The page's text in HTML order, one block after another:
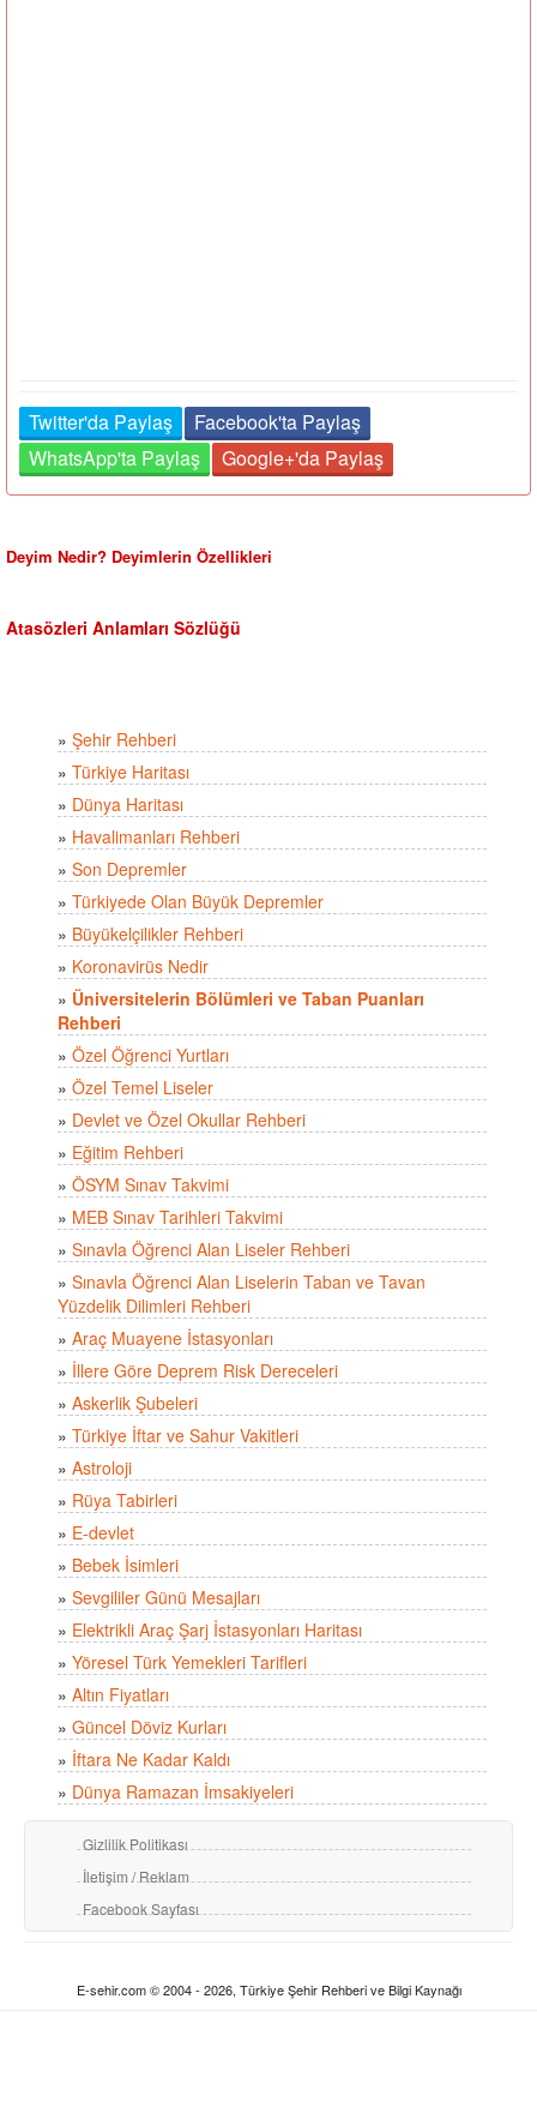
Twitter'da Paylaş
Facebook'ta Paylaş
WhatsApp'ta Paylaş
Google+'da Paylaş
Deyim Nedir? Deyimlerin Özellikleri
Atasözleri Anlamları Sözlüğü
» Şehir Rehberi
» Türkiye Haritası
» Dünya Haritası
» Havalimanları Rehberi
» Son Depremler
» Türkiyede Olan Büyük Depremler
» Büyükelçilikler Rehberi
» Koronavirüs Nedir
» Üniversitelerin Bölümleri ve Taban Puanları
Rehberi
» Özel Öğrenci Yurtları
» Özel Temel Liseler
» Devlet ve Özel Okullar Rehberi
» Eğitim Rehberi
» ÖSYM Sınav Takvimi
» MEB Sınav Tarihleri Takvimi
» Sınavla Öğrenci Alan Liseler Rehberi
» Sınavla Öğrenci Alan Liselerin Taban ve Tavan
Yüzdelik Dilimleri Rehberi
» Araç Muayene İstasyonları
» İllere Göre Deprem Risk Dereceleri
» Askerlik Şubeleri
» Türkiye İftar ve Sahur Vakitleri
» Astroloji
» Rüya Tabirleri
» E-devlet
» Bebek İsimleri
» Sevgililer Günü Mesajları
» Elektrikli Araç Şarj İstasyonları Haritası
» Yöresel Türk Yemekleri Tarifleri
» Altın Fiyatları
» Güncel Döviz Kurları
» İftara Ne Kadar Kaldı
» Dünya Ramazan İmsakiyeleri
Gizlilik Politikası
İletişim / Reklam
Facebook Sayfası
E-sehir.com © 2004 - 2026, Türkiye Şehir Rehberi ve Bilgi Kaynağı